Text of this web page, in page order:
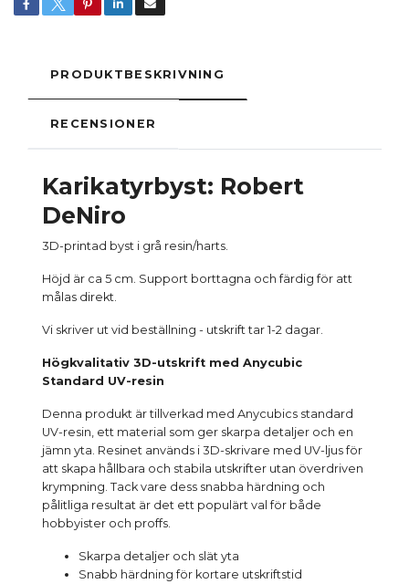
PRODUKTBESKRIVNING
RECENSIONER
Karikatyrbyst: Robert
DeNiro
3D-printad byst i grå resin/harts.
Höjd är ca 5 cm. Support borttagna och färdig för att
målas direkt.
Vi skriver ut vid beställning - utskrift tar 1-2 dagar.
Högkvalitativ 3D-utskrift med Anycubic
Standard UV-resin
Denna produkt är tillverkad med Anycubics standard
UV-resin, ett material som ger skarpa detaljer och en
jämn yta. Resinet används i 3D-skrivare med UV-ljus för
att skapa hållbara och stabila utskrifter utan överdriven
krympning. Tack vare dess snabba härdning och
pålitliga resultat är det ett populärt val för både
hobbyister och proffs.
Skarpa detaljer och slät yta
Snabb härdning för kortare utskriftstid